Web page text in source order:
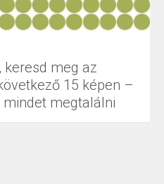
keresd meg az
15 képen –
megtalálni